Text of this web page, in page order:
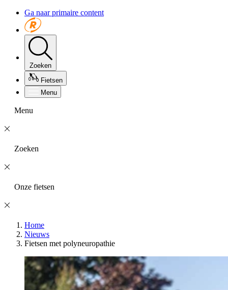
Ga naar primaire content
Zoeken
Fietsen
Menu
Menu
Zoeken
Onze fietsen
Home
Nieuws
Fietsen met polyneuropathie